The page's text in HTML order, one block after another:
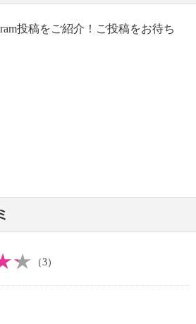
ｃｍ×厚み３ｃｍ
：約９ｃｍ
０枚
投稿をご紹介！ご投稿をお待ち
（3）